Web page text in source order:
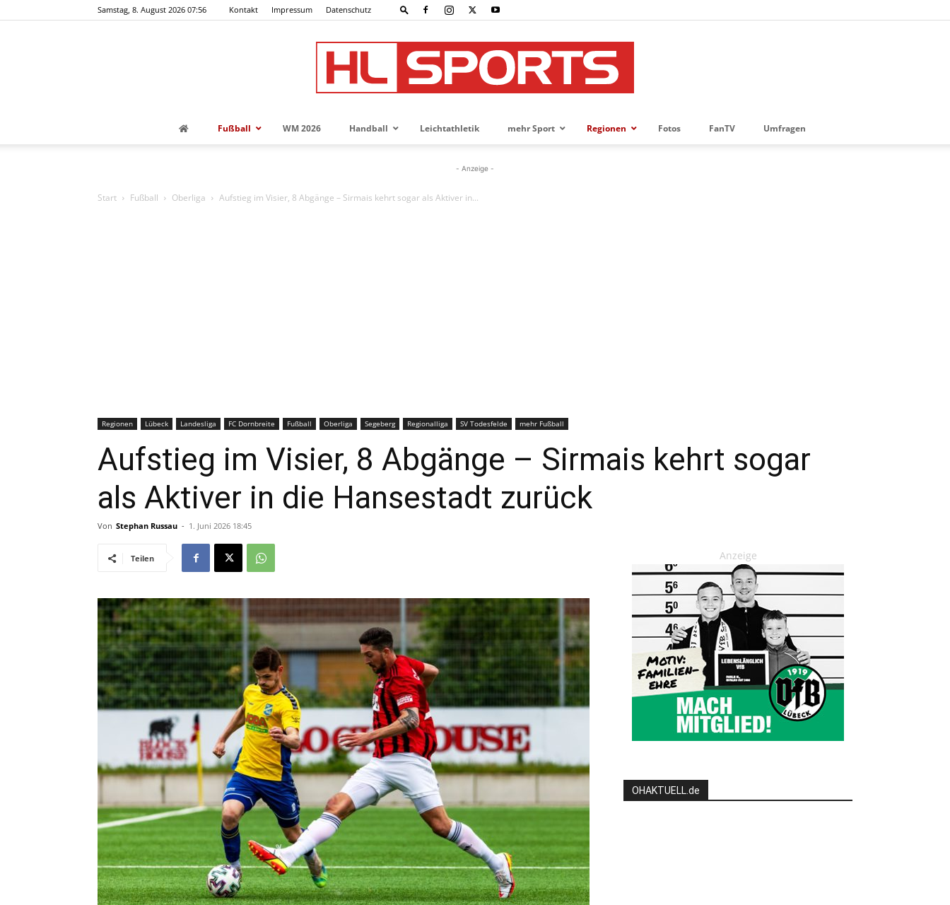
Samstag, 8. August 2026 07:56 Kontakt Impressum Datenschutz
News
für
die
Region
Lübeck
Fußball WM 2026 Handball Leichtathletik mehr Sport Regionen Fotos FanTV Umfragen
- Anzeige -
Start Fußball Oberliga Aufstieg im Visier, 8 Abgänge – Sirmais kehrt sogar als Aktiver in...
Regionen Lübeck Landesliga FC Dornbreite Fußball Oberliga Segeberg Regionalliga SV Todesfelde mehr Fußball
Aufstieg im Visier, 8 Abgänge – Sirmais kehrt sogar
als Aktiver in die Hansestadt zurück
Von Stephan Russau - 1. Juni 2026 18:45
Teilen Anzeige